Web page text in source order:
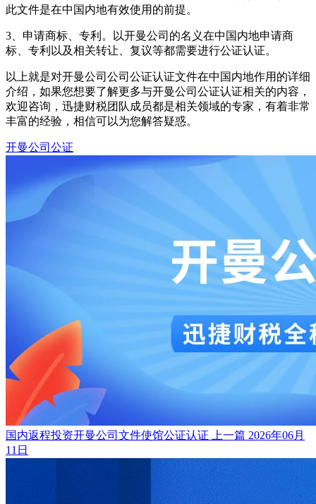
此文件是在中国内地有效使用的前提。
3、申请商标、专利。以开曼公司的名义在中国内地申请商
标、专利以及相关转让、复议等都需要进行公证认证。
以上就是对开曼公司公司公证认证文件在中国内地作用的详细
介绍，如果您想要了解更多与开曼公司公证认证相关的内容，
欢迎咨询，迅捷财税团队成员都是相关领域的专家，有着非常
丰富的经验，相信可以为您解答疑惑。
开曼公司公证
国内返程投资开曼公司文件使馆公证认证 上一篇 2026年06月
11日